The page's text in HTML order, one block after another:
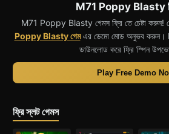
M71 Poppy Blasty
M71 Poppy Blasty গেমস ফ্রি তে চেষ্টা করুন!
Poppy Blasty গেমএর ডেমো মোড অনুভব
ডাউনলোড করে ফ্রি স্পিন
Play Free Demo
ফ্রি স্লট গেমস